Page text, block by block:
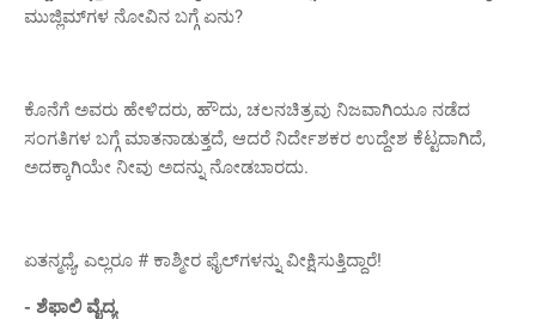
ಮುಜ್ಲಿಮ್‌ಗಳ ನೋವಿನ ಬಗ್ಗೆ ಏನು?
ಕೊನೆಗೆ ಅವರು ಹೇಳಿದರು, ಹೌದು, ಚಲನಚಿತ್ರವು ನಿಜವಾಗಿಯೂ ನಡೆದ
ಸಂಗತಿಗಳ ಬಗ್ಗೆ ಮಾತನಾಡುತ್ತದೆ, ಆದರೆ ನಿರ್ದೇಶಕರ ಉದ್ದೇಶ ಕೆಟ್ಟದಾಗಿದೆ,
ಅದಕ್ಕಾಗಿಯೇ ನೀವು ಅದನ್ನು ನೋಡಬಾರದು.
ಏತನ್ಮಧ್ಯೆ, ಎಲ್ಲರೂ # ಕಾಶ್ಮೀರ ಫೈಲ್‌ಗಳನ್ನು ವೀಕ್ಷಿಸುತ್ತಿದ್ದಾರೆ!
- ಶೆಫಾಲಿ ವೈದ್ಯ